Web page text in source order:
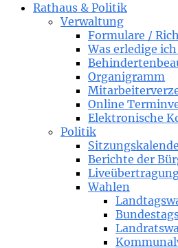
Rathaus & Politik
Verwaltung
Formulare /
Was erledige
Organigramm
Online
Elektronische
Politik
Berichte der
Wahlen